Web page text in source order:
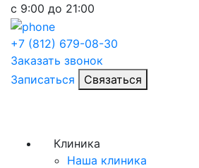
с 9:00 до 21:00
+7 (812) 679-08-30
Заказать звонок
Записаться
Связаться
Клиника
Наша клиника